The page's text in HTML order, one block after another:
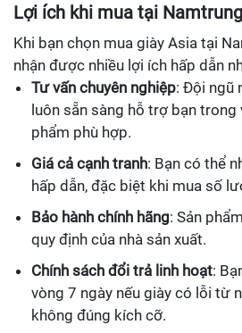
Lợi ích khi mua tại
Khi bạn chọn mua giày Asia tại
nhận được nhiều lợi ích hấp dẫn
Tư vấn chuyên nghiệp: Đội ngũ
luôn sẵn sàng hỗ trợ bạn trong
phẩm phù hợp.
Giá cả cạnh tranh: Bạn có thể
hấp dẫn, đặc biệt khi mua số
Bảo hành chính hãng: Sản
quy định của nhà sản xuất.
Chính sách đổi trả linh hoạt:
vòng 7 ngày nếu giày có lỗi từ
không đúng kích cỡ.